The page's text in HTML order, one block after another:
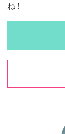
ね！